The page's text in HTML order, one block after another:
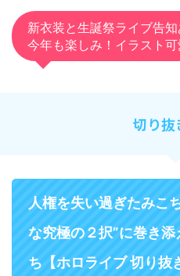
新衣装と生誕祭ライブ告知
今年も楽しみ！イラスト
切り抜
人権を失い過ぎたみこ
な究極の２択”に巻き
ち【ホロライブ 切り抜